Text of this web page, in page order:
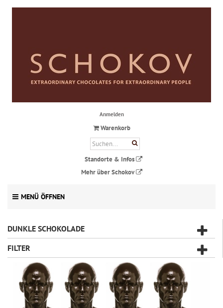
Anmelden
Warenkorb
Standorte & Infos
Mehr über Schokov
MENÜ ÖFFNEN
DUNKLE SCHOKOLADE
FILTER